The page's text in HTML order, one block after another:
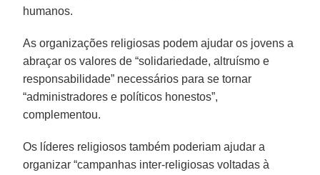
humanos.
As organizações religiosas podem ajudar os jovens a
abraçar os valores de “solidariedade, altruísmo e
responsabilidade” necessários para se tornar
“administradores e políticos honestos”,
complementou.
Os líderes religiosos também poderiam ajudar a
organizar “campanhas inter-religiosas voltadas à